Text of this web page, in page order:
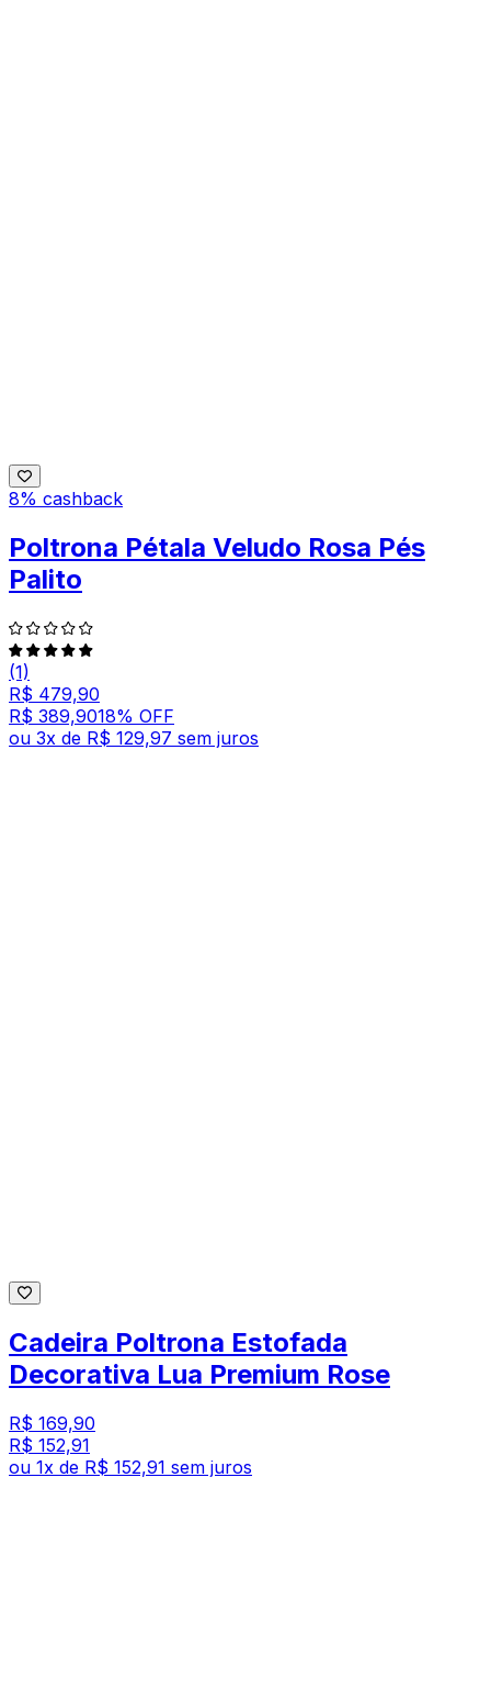
8% cashback
Poltrona Pétala Veludo Rosa Pés
Palito
(1)
R$ 479,90
R$ 389,9018% OFF
ou 3x de R$ 129,97 sem juros
Cadeira Poltrona Estofada
Decorativa Lua Premium Rose
R$ 169,90
R$ 152,91
ou 1x de R$ 152,91 sem juros